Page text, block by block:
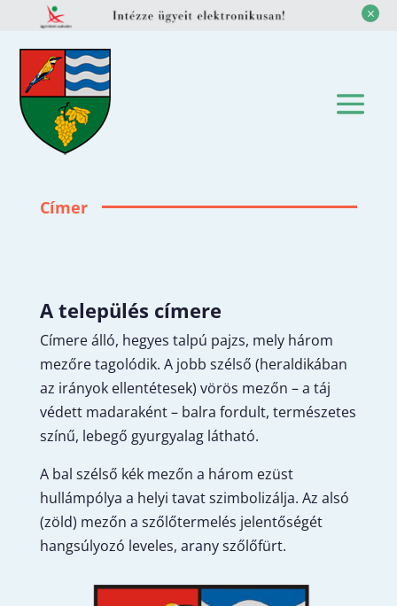
M
Címer
A település címere
Címere álló, hegyes talpú pajzs, mely három
mezőre tagolódik. A jobb szélső (heraldikában
az irányok ellentétesek) vörös mezőn – a táj
védett madaraként – balra fordult, természetes
színű, lebegő gyurgyalag látható.
A bal szélső kék mezőn a három ezüst
hullámpólya a helyi tavat szimbolizálja. Az alsó
(zöld) mezőn a szőlőtermelés jelentőségét
hangsúlyozó leveles, arany szőlőfürt.